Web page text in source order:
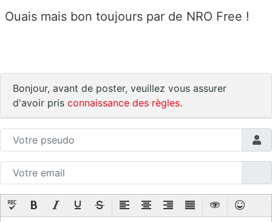
Ouais mais bon toujours par de NRO Free !
Bonjour, avant de poster, veuillez vous assurer
d'avoir pris connaissance des règles.